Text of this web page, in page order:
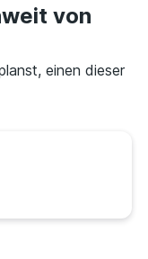
von
einen dieser